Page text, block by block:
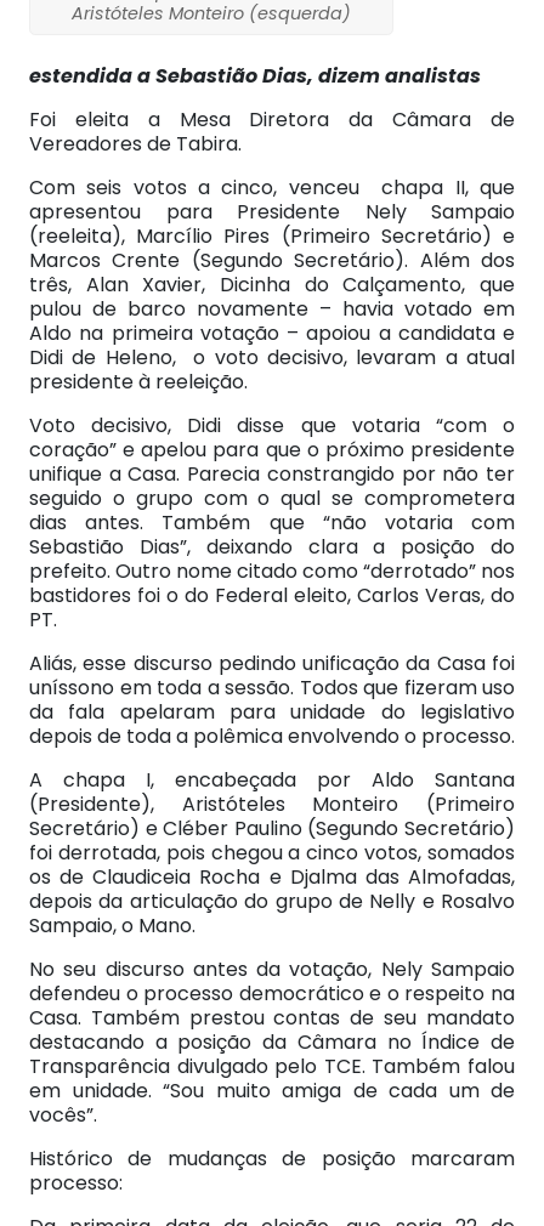
Aristóteles Monteiro (esquerda)
estendida a Sebastião Dias, dizem analistas
Foi eleita a Mesa Diretora da Câmara de
Vereadores de Tabira.
Com seis votos a cinco, venceu chapa II, que
apresentou para Presidente Nely Sampaio
(reeleita), Marcílio Pires (Primeiro Secretário) e
Marcos Crente (Segundo Secretário). Além dos
três, Alan Xavier, Dicinha do Calçamento, que
pulou de barco novamente – havia votado em
Aldo na primeira votação – apoiou a candidata e
Didi de Heleno, o voto decisivo, levaram a atual
presidente à reeleição.
Voto decisivo, Didi disse que votaria “com o
coração” e apelou para que o próximo presidente
unifique a Casa. Parecia constrangido por não ter
seguido o grupo com o qual se comprometera
dias antes. Também que “não votaria com
Sebastião Dias”, deixando clara a posição do
prefeito. Outro nome citado como “derrotado” nos
bastidores foi o do Federal eleito, Carlos Veras, do
PT.
Aliás, esse discurso pedindo unificação da Casa foi
uníssono em toda a sessão. Todos que fizeram uso
da fala apelaram para unidade do legislativo
depois de toda a polêmica envolvendo o processo.
A chapa I, encabeçada por Aldo Santana
(Presidente), Aristóteles Monteiro (Primeiro
Secretário) e Cléber Paulino (Segundo Secretário)
foi derrotada, pois chegou a cinco votos, somados
os de Claudiceia Rocha e Djalma das Almofadas,
depois da articulação do grupo de Nelly e Rosalvo
Sampaio, o Mano.
No seu discurso antes da votação, Nely Sampaio
defendeu o processo democrático e o respeito na
Casa. Também prestou contas de seu mandato
destacando a posição da Câmara no Índice de
Transparência divulgado pelo TCE. Também falou
em unidade. “Sou muito amiga de cada um de
vocês”.
Histórico de mudanças de posição marcaram
processo: